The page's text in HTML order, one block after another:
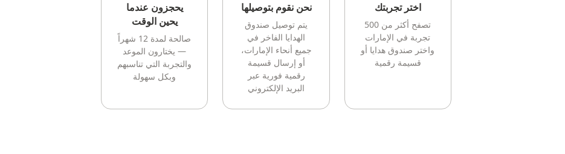
اختر تجربتك
تصفح أكثر من 500
تجربة في الإمارات
واختر صندوق هدايا أو
قسيمة رقمية
نحن نقوم بتوصيلها
يتم توصيل صندوق
الهدايا الفاخر في
جميع أنحاء الإمارات،
أو إرسال قسيمة
رقمية فورية عبر
البريد الإلكتروني
يحجزون عندما
يحين الوقت
صالحة لمدة 12 شهراً
— يختارون الموعد
والتجربة التي تناسبهم
وبكل سهولة